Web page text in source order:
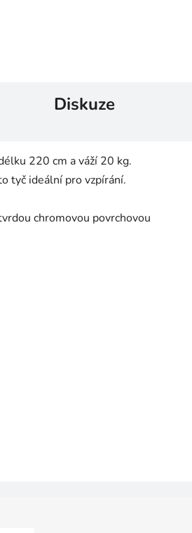
Diskuze
220 cm a váží 20 kg.
tyč ideální pro vzpírání.
chromovou povrchovou